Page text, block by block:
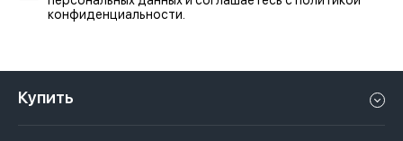
конфиденциальности.
Купить